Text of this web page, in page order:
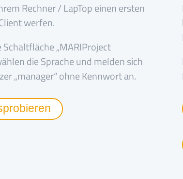
Rechner / LapTop einen ersten
werfen.
Schaltfläche „MARIProject
die Sprache und melden sich
„manager“ ohne Kennwort an.